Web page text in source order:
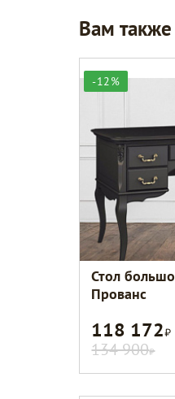
Вам
-12%
Стол
Прованс
118 172Р
134 900Р